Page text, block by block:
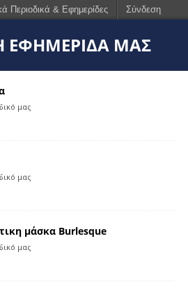
ΕΦΗΜΕΡΊΔΑ ΜΑΣ
μας
μας
μάσκα Burlesque
μας
Περιοδικά & Εφημερίδες Σύνδεση